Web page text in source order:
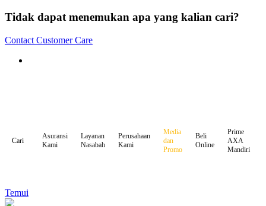
Tidak dapat menemukan apa yang kalian cari?
Contact Customer Care
Cari
Asuransi
Kami
Layanan
Nasabah
Perusahaan
Kami
Media
dan
Promo
Beli
Online
Prime
AXA
Mandiri
Temui